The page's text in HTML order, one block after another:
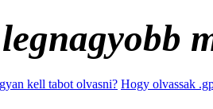
kell tabot olvasni? Hogy olvassak